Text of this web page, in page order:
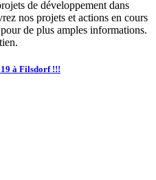
de développement dans
nos projets et actions en cours
de plus amples informations.
à Filsdorf !!!